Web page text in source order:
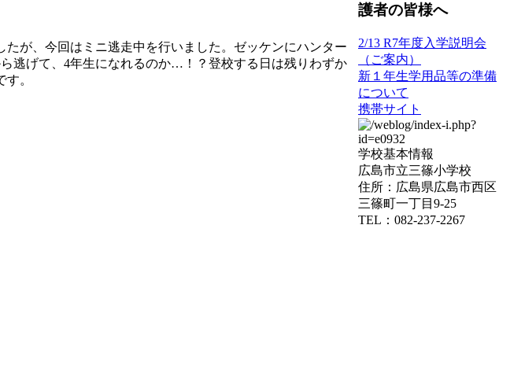
が、今回はミニ逃走中を行いました。ゼッケンにハンター
逃げて、4年生になれるのか…！？登校する日は残りわずか
。
護者の皆様へ
2/13 R7年度入学説明会
（ご案内）
新１年生学用品等の準備
について
携帯サイト
学校基本情報
広島市立三篠小学校
住所：広島県広島市西区
三篠町一丁目9-25
TEL：082-237-2267